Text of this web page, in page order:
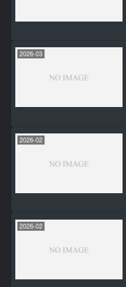
2026-03
2026-02
2026-02